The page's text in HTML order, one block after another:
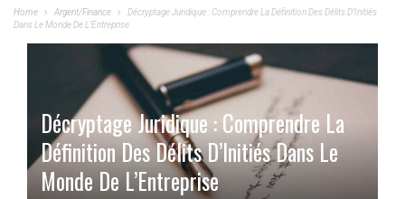
Home Argent/Finance
Décryptage Juridique : Comprendre La Définition Des Délits D’Initiés
Dans Le Monde De L’Entreprise
Décryptage Juridique : Comprendre La
Définition Des Délits D’Initiés Dans Le
Monde De L’Entreprise